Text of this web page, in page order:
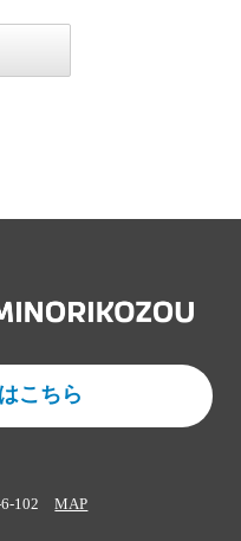
こちら
6-102MAP